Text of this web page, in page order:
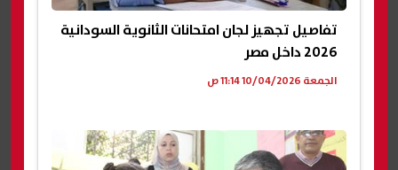
تفاصيل تجهيز لجان امتحانات الثانوية السودانية
2026 داخل مصر
الجمعة 10/04/2026 11:14 ص